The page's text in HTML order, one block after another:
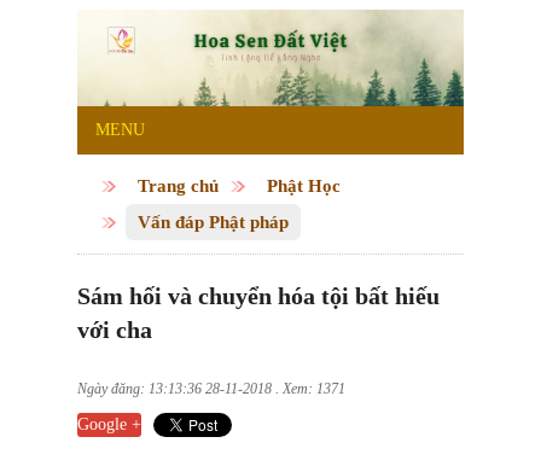
MENU
Trang chủ
Phật Học
Vấn đáp Phật pháp
Sám hối và chuyển hóa tội bất hiếu
với cha
Ngày đăng: 13:13:36 28-11-2018 . Xem: 1371
Google +